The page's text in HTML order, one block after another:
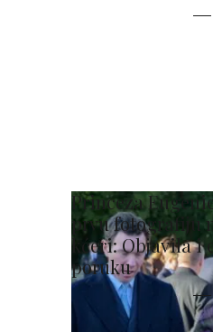
Princeza
prvu fotografiju
kćeri: Objavila i
poruku